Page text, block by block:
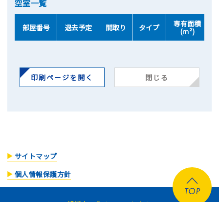
空室一覧
部屋番号 退去予定 間取り タイプ
専有面積
(ｍ²)
印刷ページを開く 閉じる
サイトマップ
個人情報保護方針